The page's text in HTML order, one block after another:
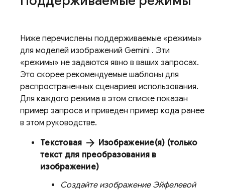
Ниже перечислены поддерживаемые «режимы»
для моделей изображений Gemini . Эти
«режимы» не задаются явно в ваших запросах.
Это скорее рекомендуемые шаблоны для
распространенных сценариев использования.
Для каждого режима в этом списке показан
пример запроса и приведен пример кода ранее
в этом руководстве.
Текстовая arrow_forward Изображение(я) (только
текст для преобразования в
изображение)
Создайте изображение Эйфелевой